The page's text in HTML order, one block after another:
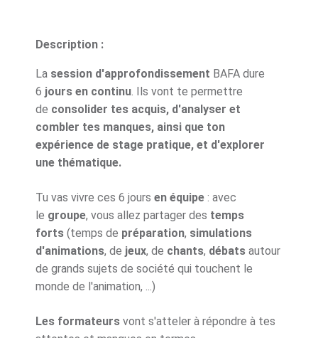
Description :
La session d'approfondissement BAFA dure
6 jours en continu . Ils vont te permettre
de consolider tes acquis, d'analyser et
combler tes manques, ainsi que ton
expérience de stage pratique, et d'explorer
une thématique.
Tu vas vivre ces 6 jours en équipe : avec
le groupe, vous allez partager des temps
forts (temps de préparation, simulations
d'animations, de jeux, de chants, débats autour
de grands sujets de société qui touchent le
monde de l'animation, ...)
Les formateurs vont s'atteler à répondre à tes